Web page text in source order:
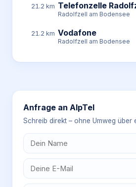
21.2 km Telefonzelle
Radolfzell am Bodensee
21.2 km Vodafone
Radolfzell am Bodensee
Anfrage an AlpTel
Schreib direkt – ohne Umweg über